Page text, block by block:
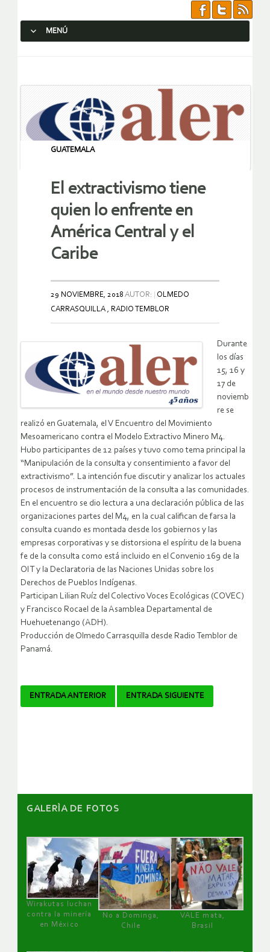
MENÚ
GUATEMALA
El extractivismo tiene
quien lo enfrente en
América Central y el
Caribe
29 NOVIEMBRE, 2018 AUTOR:
OLMEDO
CARRASQUILLA , RADIO TEMBLOR
Durante
los días
15, 16 y
17 de
noviemb
re se
realizó en Guatemala, el V Encuentro del Movimiento
Mesoamericano contra el Modelo Extractivo Minero M4.
Hubo participantes de 12 países y tuvo como tema principal la
“Manipulación de la consulta y consentimiento a favor del
extractivismo”. La intención fue discutir y analizar los actuales
procesos de instrumentación de la consulta a las comunidades.
En el encuentro se dio lectura a una declaración pública de las
organizaciones partes del M4, en la cual califican de farsa la
consulta cuando es montada desde los gobiernos y las
empresas corporativas y se distorsiona el espíritu de la buena
fe de la consulta como está incluido en el Convenio 169 de la
OIT y la Declaratoria de las Naciones Unidas sobre los
Derechos de Pueblos Indígenas.
Participan Lilian Ruíz del Colectivo Voces Ecológicas (COVEC)
y Francisco Rocael de la Asamblea Departamental de
Huehuetenango (ADH).
Producción de Olmedo Carrasquilla desde Radio Temblor de
Panamá.
Navegador
ENTRADA ANTERIOR ENTRADA SIGUIENTE
GALERÌA DE FOTOS
Wirakutas luchan
contra la minería
en México
No a Dominga,
Chile
VALE mata,
Brasil